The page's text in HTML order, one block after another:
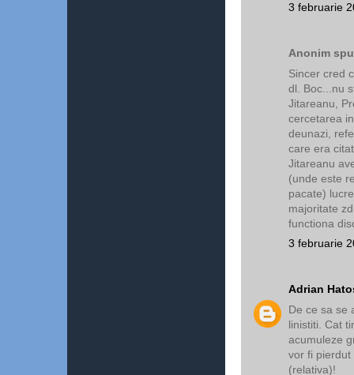
3 februarie
Anonim
Sincer cred
dl. Boc...nu
Jitareanu,
cercetarea
deunazi,
care era
Jitareanu
(unde este
pacate)
majoritate
functiona
3 februarie
Adrian
De ce sa se
linistiti. Cat
acumuleze
vor fi pierdut
(relativa)!